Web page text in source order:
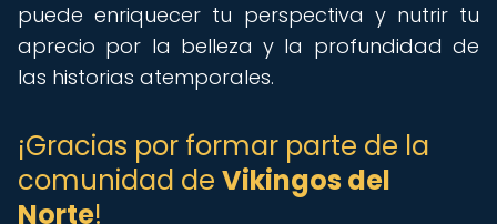
puede enriquecer tu perspectiva y nutrir tu
aprecio por la belleza y la profundidad de
las historias atemporales.
¡Gracias por formar parte de la
comunidad de Vikingos del
Norte!